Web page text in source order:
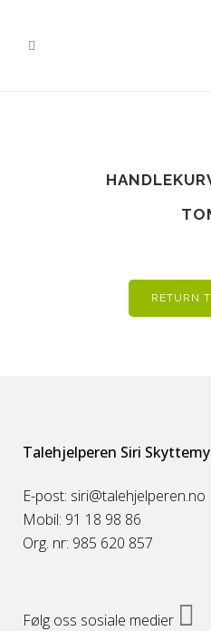
RETURN
Talehjelperen Siri
E-post: siri@talehjelperen.no
Mobil: 91 18 98 86
Org. nr: 985 620 857
Følg oss sosiale medier